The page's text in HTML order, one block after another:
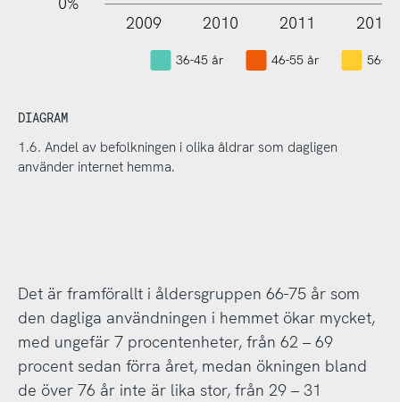
2009 2010 2011 2012
36-45 år 46-55 år 56-
DIAGRAM
1.6. Andel av befolkningen i olika åldrar som dagligen
använder internet hemma.
Det är framförallt i åldersgruppen 66-75 år som
den dagliga användningen i hemmet ökar mycket,
med ungefär 7 procentenheter, från 62 – 69
procent sedan förra året, medan ökningen bland
de över 76 år inte är lika stor, från 29 – 31